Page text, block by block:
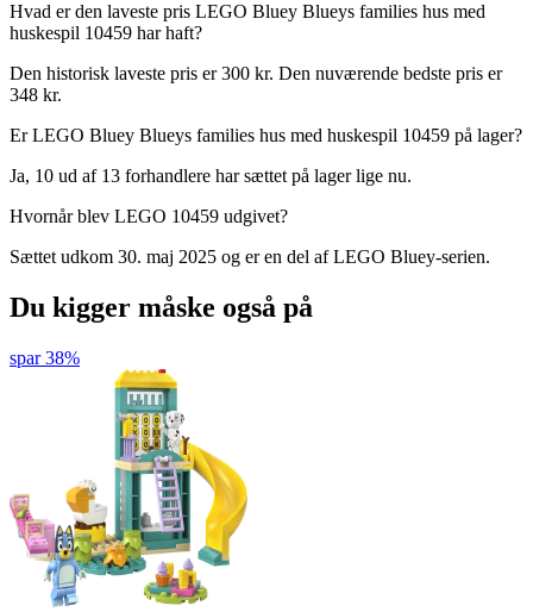
Hvad er den laveste pris LEGO Bluey Blueys families hus med
huskespil 10459 har haft?
Den historisk laveste pris er 300 kr. Den nuværende bedste pris er
348 kr.
Er LEGO Bluey Blueys families hus med huskespil 10459 på lager?
Ja, 10 ud af 13 forhandlere har sættet på lager lige nu.
Hvornår blev LEGO 10459 udgivet?
Sættet udkom 30. maj 2025 og er en del af LEGO Bluey-serien.
Du kigger måske også på
spar 38%